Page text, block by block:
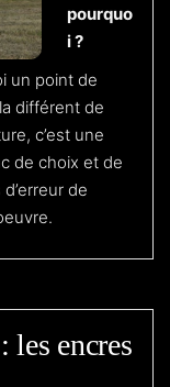
pourquo
i ?
un point de
différent de
c’est une
de choix et de
de
les encres